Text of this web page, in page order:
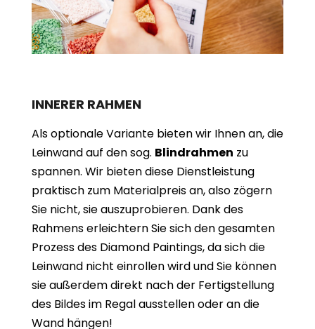
INNERER RAHMEN
Als optionale Variante bieten wir Ihnen an, die
Leinwand auf den sog. Blindrahmen zu
spannen. Wir bieten diese Dienstleistung
praktisch zum Materialpreis an, also zögern
Sie nicht, sie auszuprobieren. Dank des
Rahmens erleichtern Sie sich den gesamten
Prozess des Diamond Paintings, da sich die
Leinwand nicht einrollen wird und Sie können
sie außerdem direkt nach der Fertigstellung
des Bildes im Regal ausstellen oder an die
Wand hängen!